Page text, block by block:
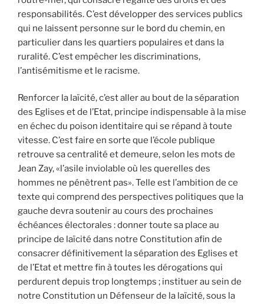
responsabilités. C’est développer des services publics
qui ne laissent personne sur le bord du chemin, en
particulier dans les quartiers populaires et dans la
ruralité. C’est empêcher les discriminations,
l’antisémitisme et le racisme.
Renforcer la laïcité, c’est aller au bout de la séparation
des Eglises et de l’Etat, principe indispensable à la mise
en échec du poison identitaire qui se répand à toute
vitesse. C’est faire en sorte que l’école publique
retrouve sa centralité et demeure, selon les mots de
Jean Zay, «l’asile inviolable où les querelles des
hommes ne pénètrent pas». Telle est l’ambition de ce
texte qui comprend des perspectives politiques que la
gauche devra soutenir au cours des prochaines
échéances électorales : donner toute sa place au
principe de laïcité dans notre Constitution afin de
consacrer définitivement la séparation des Eglises et
de l’Etat et mettre fin à toutes les dérogations qui
perdurent depuis trop longtemps ; instituer au sein de
notre Constitution un Défenseur de la laïcité, sous la